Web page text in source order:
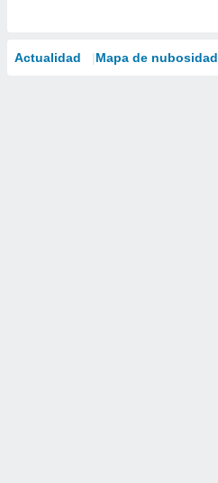
Actualidad Mapa de nubosidad